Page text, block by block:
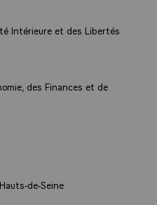
Intérieure et des Libertés
des Finances et de
de-Seine